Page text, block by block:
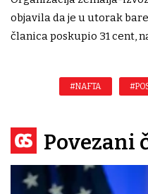
objavila da je u utorak
članica poskupio 31 cent,
#NAFTA
Povezani